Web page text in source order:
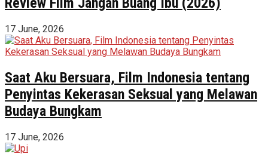
17 June, 2026
Saat Aku Bersuara, Film Indonesia tentang
Penyintas Kekerasan Seksual yang Melawan
Budaya Bungkam
17 June, 2026